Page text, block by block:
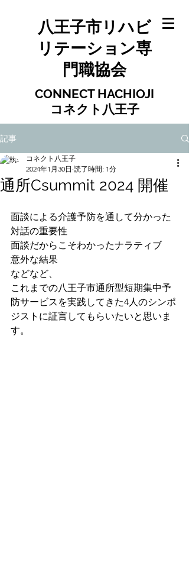
八王子市リハビ
リテーション専
門職協会
​​CONNECT HACHIOJI
​​コネクト八王子
記事
通所Csummit 2024 開催
コネクト八王子
2024年1月30日 読了時間: 1分
面談による介護予防を通して分かった
対話の重要性
面談だからこそわかったナラティブ
意外な結果
などなど、
これまでの八王子市通所型短期集中予
防サービスを実践してきた4人のシンポ
ジストに証言してもらいたいと思いま
す。